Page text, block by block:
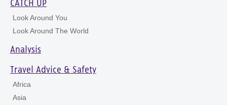
CATCH UP
Look Around You
Look Around The World
Analysis
Travel Advice & Safety
Africa
Asia